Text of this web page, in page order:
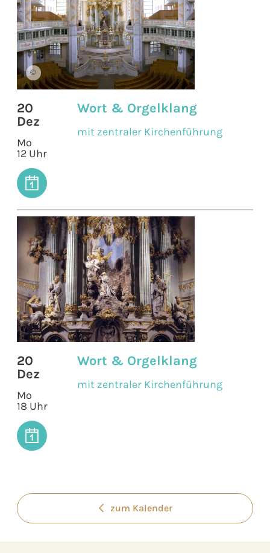
©
20
Dez
Mo
12 Uhr
Wort & Orgelklang
mit zentraler Kirchenführung
20
Dez
Mo
18 Uhr
Wort & Orgelklang
mit zentraler Kirchenführung
zum Kalender